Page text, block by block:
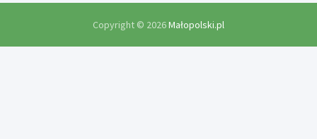
Copyright © 2026Małopolski.pl